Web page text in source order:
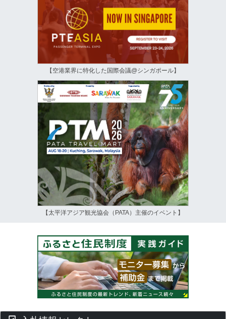
【空港業界に特化した国際会議@シンガポール】
【太平洋アジア観光協会（PATA）主催のイベント】